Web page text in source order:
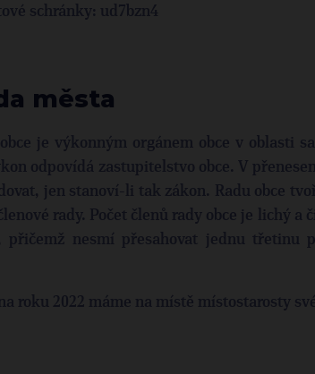
schránky: ud7bzn4
města
obce je výkonným orgánem obce v oblasti
odpovídá zastupitelstvo obce. V
jen stanoví-li tak zákon. Radu obce
rady. Počet členů rady obce je lichý a
přičemž nesmí přesahovat jednu třetinu
roku 2022 máme na místě místostarosty